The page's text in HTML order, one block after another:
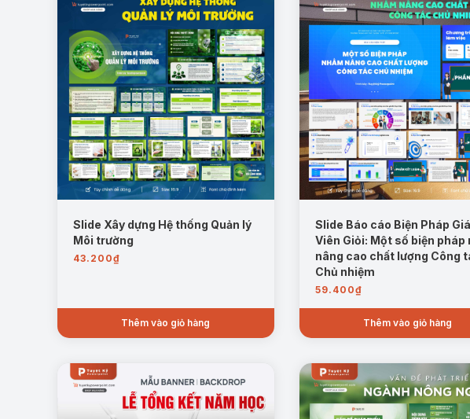
Mẫu trang: Tầm
Thực trạng nuôi trồng thủy sản: nêu rõ các kết quả đạt được, tồn tại
Mẫu
Mục tiêu, nhiệm vụ, giải pháp phát triển nuôi trồng thủy sản đến
Slide Xây dựng Hệ thống Quản lý
Môi trường
43.200₫
Thêm vào giỏ hàng
Slide Báo cáo Biện Pháp
Viên Giỏi: Một số biện pháp
nâng cao chất lượng Công
Chủ nhiệm
59.400₫
Thêm vào giỏ hàng